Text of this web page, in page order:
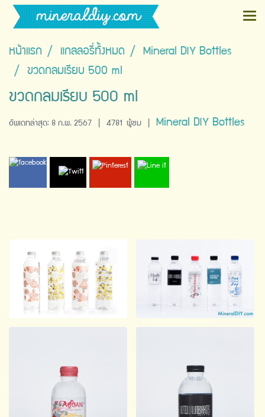
หน้าแรก แกลลอรี่ทั้งหมด Mineral DIY Bottles
ขวดกลมเรียบ 500 ml
ขวดกลมเรียบ 500 ml
อัพเดทล่าสุด: 8 ก.พ. 2567 4781 ผู้ชม Mineral DIY Bottles